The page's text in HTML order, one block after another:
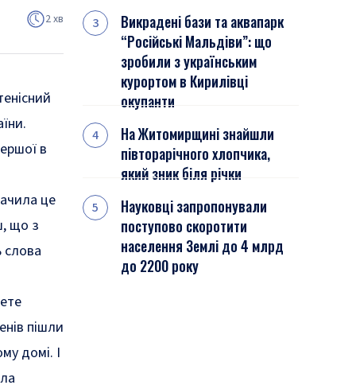
2 хв
в
це
що з
пішли
домі. І
Викрадені бази та аквапарк
“Російські Мальдіви”: що
зробили з українським
курортом в Кирилівці
окупанти
На Житомирщині знайшли
півторарічного хлопчика,
який зник біля річки
Науковці запропонували
поступово скоротити
населення Землі до 4 млрд
до 2200 року